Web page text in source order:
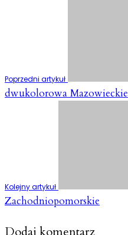
Poprzedni artykuł
dwukolorowa Mazowieckie
Kolejny artykuł
Zachodniopomorskie